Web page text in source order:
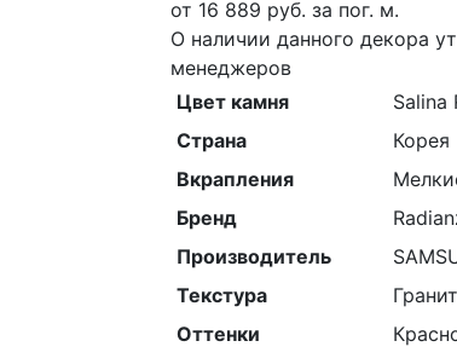
от 16 889 руб. за пог. м.
О наличии данного декора
менеджеров
Цвет камня
Salina
Страна
Корея
Вкрапления
Бренд
Производитель
Текстура
Оттенки